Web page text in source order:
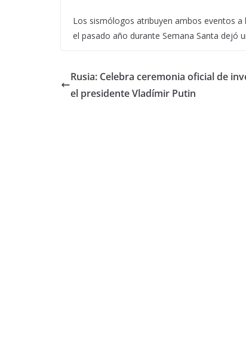
Los sismólogos atribuyen ambos eventos
el pasado año durante Semana Santa dejó
Rusia: Celebra ceremonia oficial de
el presidente Vladímir Putin